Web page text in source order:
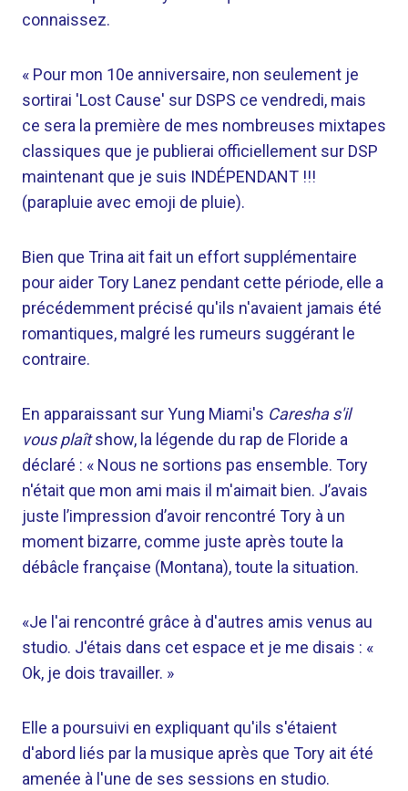
connaissez.
« Pour mon 10e anniversaire, non seulement je
sortirai 'Lost Cause' sur DSPS ce vendredi, mais
ce sera la première de mes nombreuses mixtapes
classiques que je publierai officiellement sur DSP
maintenant que je suis INDÉPENDANT !!!
(parapluie avec emoji de pluie).
Bien que Trina ait fait un effort supplémentaire
pour aider Tory Lanez pendant cette période, elle a
précédemment précisé qu'ils n'avaient jamais été
romantiques, malgré les rumeurs suggérant le
contraire.
En apparaissant sur Yung Miami's Caresha s'il
vous plaîtshow, la légende du rap de Floride a
déclaré : « Nous ne sortions pas ensemble. Tory
n'était que mon ami mais il m'aimait bien. J’avais
juste l’impression d’avoir rencontré Tory à un
moment bizarre, comme juste après toute la
débâcle française (Montana), toute la situation.
«Je l'ai rencontré grâce à d'autres amis venus au
studio. J'étais dans cet espace et je me disais : «
Ok, je dois travailler. »
Elle a poursuivi en expliquant qu'ils s'étaient
d'abord liés par la musique après que Tory ait été
amenée à l'une de ses sessions en studio.